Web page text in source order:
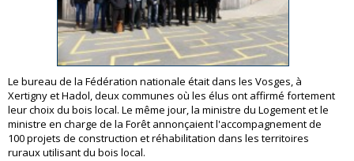
Le bureau de la Fédération nationale était dans les Vosges, à
Xertigny et Hadol, deux communes où les élus ont affirmé fortement
leur choix du bois local. Le même jour, la ministre du Logement et le
ministre en charge de la Forêt annonçaient l'accompagnement de
100 projets de construction et réhabilitation dans les territoires
ruraux utilisant du bois local.